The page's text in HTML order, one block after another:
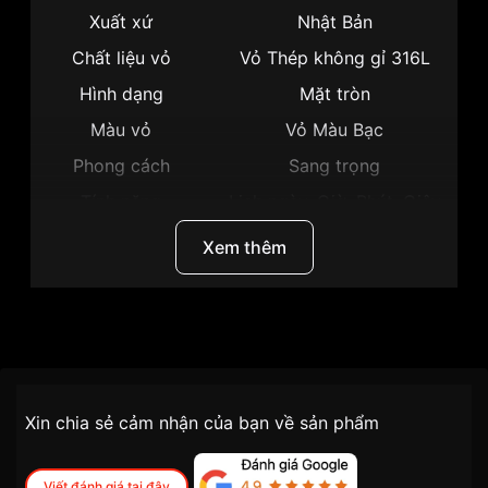
Xuất xứ
Nhật Bản
Chất liệu vỏ
Vỏ Thép không gỉ 316L
Hình dạng
Mặt tròn
Màu vỏ
Vỏ Màu Bạc
Phong cách
Sang trọng
Mặt đen
Xem thêm
Đối tượng sử dụng Nam
tiện lợi –
nhanh chóng – minh bạch
Xin chia sẻ cảm nhận của bạn về sản phẩm